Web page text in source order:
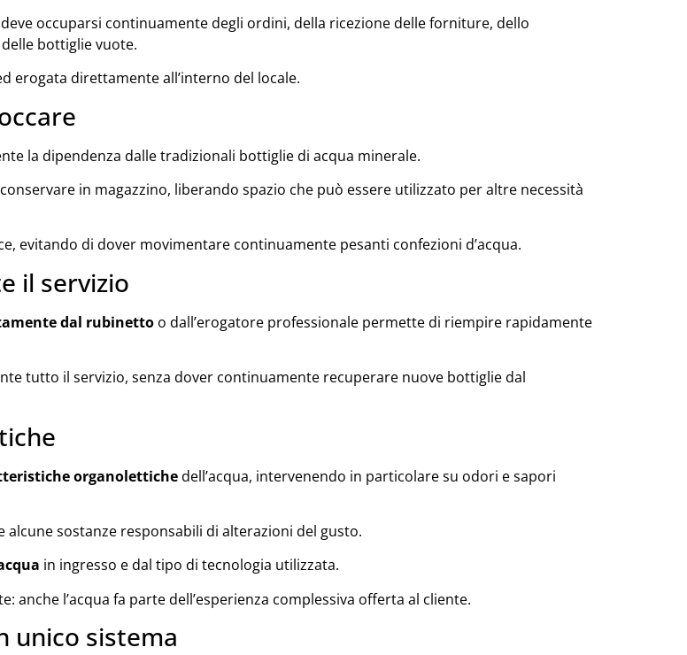
occuparsi continuamente degli ordini, della ricezione delle forniture, dello
bottiglie vuote.
erogata direttamente all’interno del locale.
la dipendenza dalle tradizionali bottiglie di acqua minerale.
in magazzino, liberando spazio che può essere utilizzato per altre necessità
evitando di dover movimentare continuamente pesanti confezioni d’acqua.
il servizio
dal rubinetto o dall’erogatore professionale permette di riempire rapidamente
tutto il servizio, senza dover continuamente recuperare nuove bottiglie dal
organolettichedell’acqua, intervenendo in particolare su odori e sapori
sostanze responsabili di alterazioni del gusto.
in ingresso e dal tipo di tecnologia utilizzata.
l’acqua fa parte dell’esperienza complessiva offerta al cliente.
unico sistema